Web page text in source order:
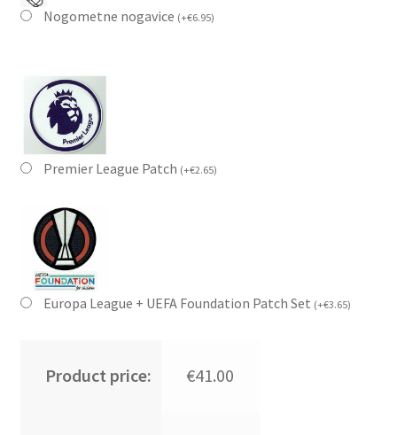
Nogometne nogavice (+€6.95)
Premier League Patch (+€2.65)
Europa League + UEFA Foundation Patch Set (+€3.65)
Product price: €41.00